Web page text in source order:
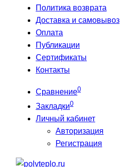
Политика возврата
Доставка и самовывоз
Оплата
Публикации
Сертификаты
Контакты
Сравнение0
Закладки0
Личный кабинет
Авторизация
Регистрация